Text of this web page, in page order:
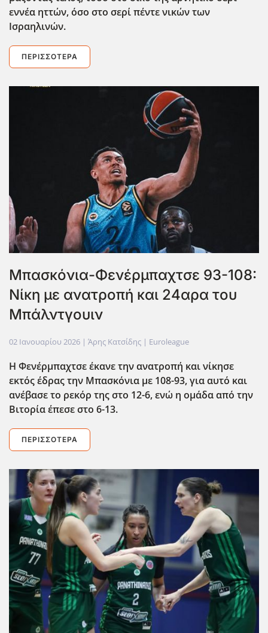
εννέα ηττών, όσο στο σερί πέντε νικών των
Ισραηλινών.
ΠΕΡΙΣΣΌΤΕΡΑ
Μπασκόνια-Φενέρμπαχτσε 93-108:
Νίκη με ανατροπή και 24αρα του
Μπάλντγουιν
02 Ιανουαρίου 2026 | Άρης Κατσίδης | Euroleague
Η Φενέρμπαχτσε έκανε την ανατροπή και νίκησε
εκτός έδρας την Μπασκόνια με 108-93, για αυτό και
ανέβασε το ρεκόρ της στο 12-6, ενώ η ομάδα από την
Βιτορία έπεσε στο 6-13.
ΠΕΡΙΣΣΌΤΕΡΑ